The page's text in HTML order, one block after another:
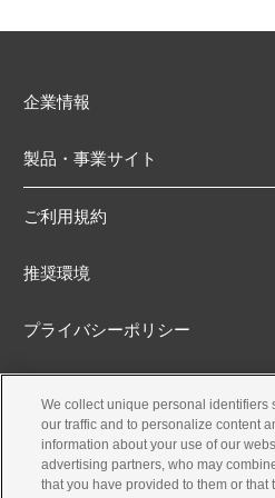
企業情報
製品・事業サイト
ご利用規約
推奨環境
プライバシーポリシー
アクセシビリティ方針
We collect unique personal identifiers
our traffic and to personalize content
information about your use of our
advertising partners, who may
that you have provided to them or that